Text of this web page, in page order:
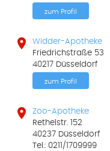
zum Profil

Widder-Apotheke
Friedrichstraße 53
40217 Düsseldorf
zum Profil

Zoo-Apotheke
Rethelstr. 152
40237 Düsseldorf
Tel.: 0211/1709999